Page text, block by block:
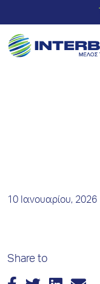
10 Ιανουαρίου, 2026
Share to